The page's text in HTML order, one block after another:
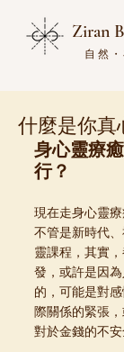
Ziran
自然・
什麼是你真
身心靈療
行？
現在走身心靈
不管是新時代
靈課程，其實
發，或許是因
的，可能是對
際關係的緊張
對於金錢的不安